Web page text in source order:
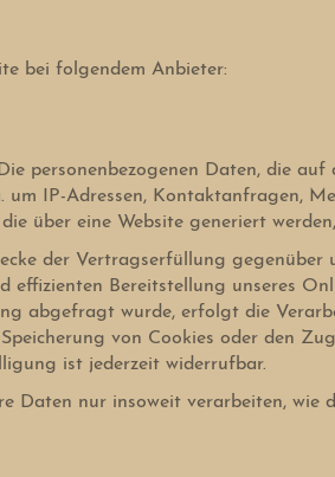
bei folgendem Anbieter:
personenbezogenen Daten, die
um IP-Adressen, Kontaktanfragen,
über eine Website generiert
der Vertragserfüllung
effizienten Bereitstellung unseres
abgefragt wurde, erfolgt die
von Cookies oder den
ist jederzeit widerrufbar.
Daten nur insoweit verarbeiten,